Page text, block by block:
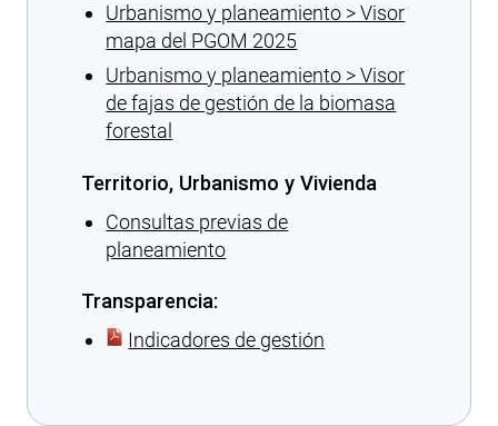
Urbanismo y planeamiento > Visor
mapa del PGOM 2025
Urbanismo y planeamiento > Visor
de fajas de gestión de la biomasa
forestal
Territorio, Urbanismo y Vivienda
Consultas previas de
planeamiento
Transparencia:
Indicadores de gestión